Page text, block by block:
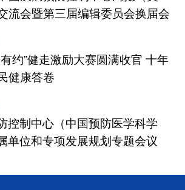
流会暨第三届编辑委员会换届会
约”健走激励大赛圆满收官 十年
健康答卷
控制中心（中国预防医学科学
单位和专项发展规划专题会议